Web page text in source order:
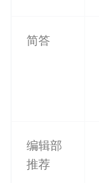
简答
编辑部
推荐